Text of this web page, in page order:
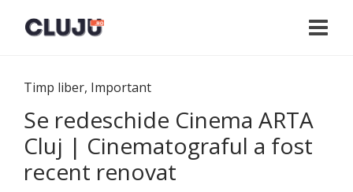
Timp liber, Important
Se redeschide Cinema ARTA
Cluj | Cinematograful a fost
recent renovat